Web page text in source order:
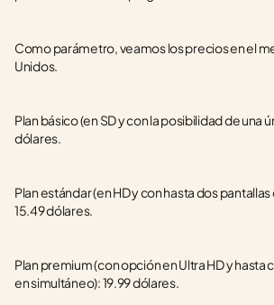
Como parámetro, veamos los precios en el
Unidos.
Plan básico (en SD y con la posibilidad de una
dólares.
Plan estándar (en HD y con hasta dos
15.49 dólares.
Plan premium (con opción en Ultra HD y hasta
en simultáneo): 19.99 dólares.